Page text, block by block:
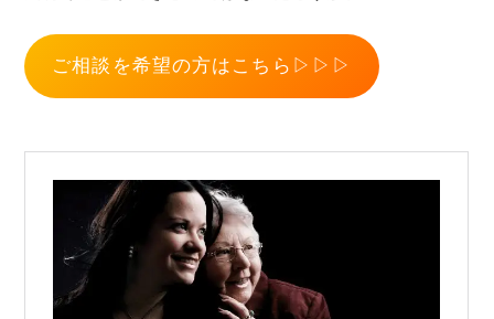
ご相談を希望の方はこちら▷▷▷